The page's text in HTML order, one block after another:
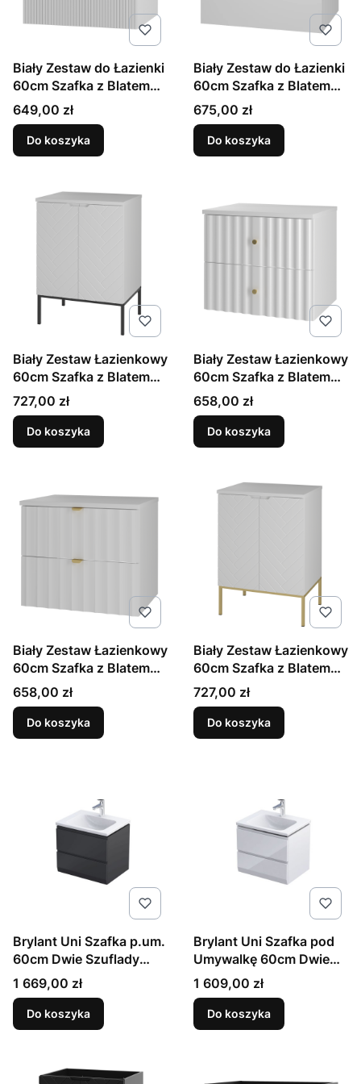
Biały Zestaw do Łazienki
60cm Szafka z Blatem
Ryflowane Fornty Cleo
Cena
649,00 zł
Do koszyka
Biały Zestaw do Łazienki
60cm Szafka z Blatem
Złota Listwa Espero
Cena
675,00 zł
Do koszyka
Biały Zestaw Łazienkowy
60cm Szafka z Blatem
Czarny Stelaż Aspen
Cena
727,00 zł
Do koszyka
Biały Zestaw Łazienkowy
60cm Szafka z Blatem
Ryflowane Fronty Aqua
Cena
658,00 zł
Do koszyka
Biały Zestaw Łazienkowy
60cm Szafka z Blatem
Ryflowane Fronty Arcos
Cena
658,00 zł
Do koszyka
Biały Zestaw Łazienkowy
60cm Szafka z Blatem
Złoty Stelaż Aspen
Cena
727,00 zł
Do koszyka
Brylant Uni Szafka p.um.
60cm Dwie Szuflady
Czarny Mat
Cena
1 669,00 zł
Do koszyka
Brylant Uni Szafka pod
Umywalkę 60cm Dwie
Szuflady Biały Połysk
Cena
1 609,00 zł
Do koszyka